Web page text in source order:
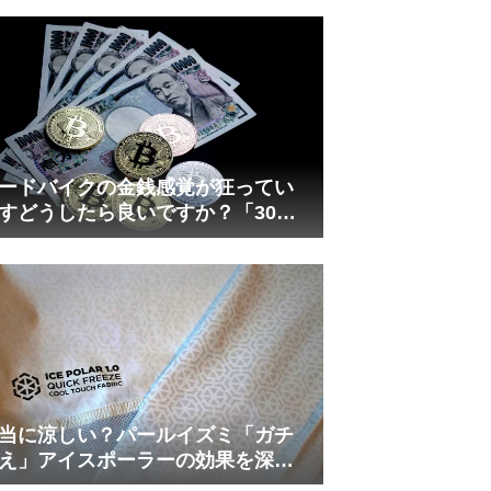
れしましたが、ギリギリまで攻め
てますのでピストン内部の汚れを
さらに掃除できると思います。前
作の...
ドバイクの金銭感覚が狂ってい
どうしたら良いですか？「30万
安い」の正体
に涼しい？パールイズミ「ガチ
」アイスポーラーの効果を深部
計COREで測ってみた